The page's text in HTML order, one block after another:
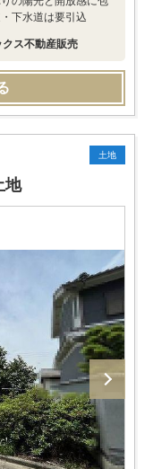
下水道は要引込
ス不動産販売
土地
地